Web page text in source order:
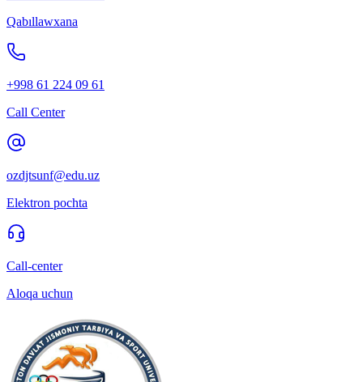
Qabıllawxana
+998 61 224 09 61
Call Center
ozdjtsunf@edu.uz
Elektron pochta
Call-center
Aloqa uchun